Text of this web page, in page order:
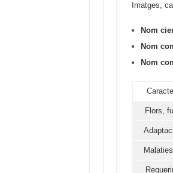
Imatges,
Nom
Nom
Nom
Flors,